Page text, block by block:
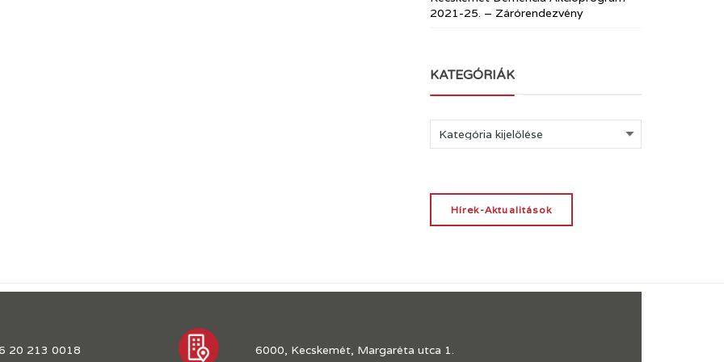
2021-25. – Zárórendezvény
KATEGÓRIÁK
Hírek-Aktualitások
20 213 0018 6000, Kecskemét, Margaréta utca 1.